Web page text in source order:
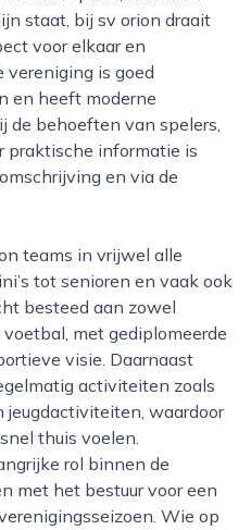
staat, bij sv orion draait
voor elkaar en
is goed
en heeft moderne
de behoeften van spelers,
praktische informatie is
en via de
tot senioren en vaak ook
besteed aan zowel
met gediplomeerde
visie. Daarnaast
activiteiten zoals
jeugdactiviteiten, waardoor
thuis voelen.
rol binnen de
met het bestuur voor een
Wie op